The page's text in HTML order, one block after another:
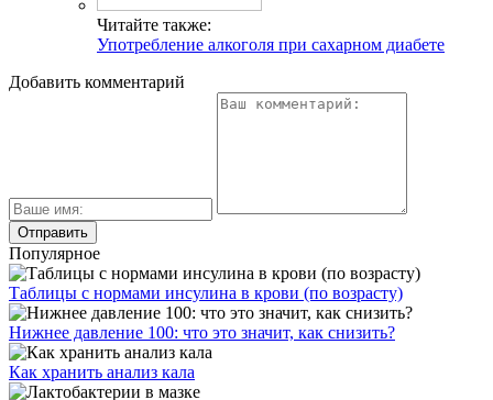
Читайте также:
Употребление алкоголя при сахарном диабете
Добавить комментарий
Популярное
Таблицы с нормами инсулина в крови (по возрасту)
Нижнее давление 100: что это значит, как снизить?
Как хранить анализ кала